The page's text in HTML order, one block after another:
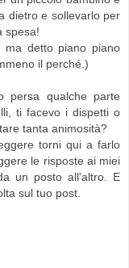
dietro e sollevarlo per
spesa!
detto piano piano
il perché.)
persa qualche parte
ti facevo i dispetti o
tanta animosità?
torni qui a farlo
le risposte ai miei
un posto all'altro. E
sul tuo post.